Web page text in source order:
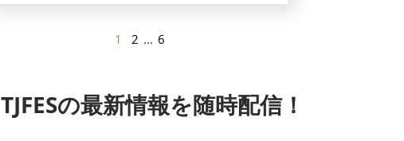
えしない垢抜けのコツ、一生モノの選び方まで詳
1 2 ... 6
TJFESの最新情報を随時配信！